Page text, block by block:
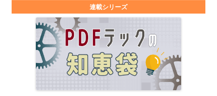
連載シリーズ